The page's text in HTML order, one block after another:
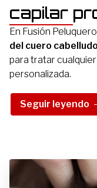
capilar
En Fusión
del cuero cabelludo
para tratar
personalizada.
Elaboramos un
personalizado para
cuero cabelludo en
contactarnos
Seguir leyendo